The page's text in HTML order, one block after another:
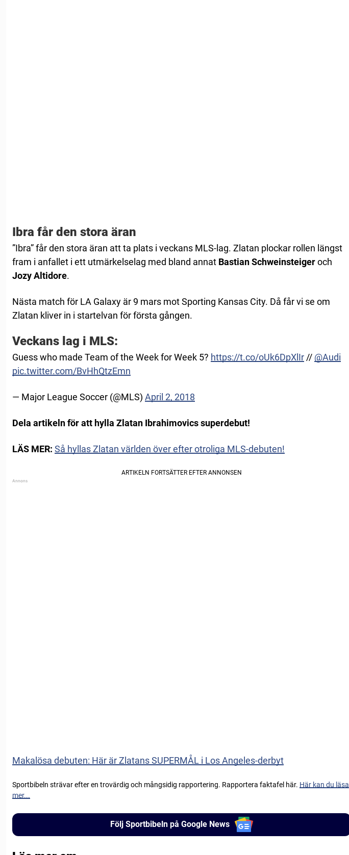
Ibra får den stora äran
”Ibra” får den stora äran att ta plats i veckans MLS-lag. Zlatan plockar rollen längst
fram i anfallet i ett utmärkelselag med bland annat Bastian Schweinsteigeroch
Jozy Altidore.
Nästa match för LA Galaxy är 9 mars mot Sporting Kansas City. Då får vi se om
Zlatan kliver in i startelvan för första gången.
Veckans lag i MLS:
Guess who made Team of the Week for Week 5? https://t.co/oUk6DpXlIr // @Audi
pic.twitter.com/BvHhQtzEmn
— Major League Soccer (@MLS) April 2, 2018
Dela artikeln för att hylla Zlatan Ibrahimovics superdebut!
LÄS MER: Så hyllas Zlatan världen över efter otroliga MLS-debuten!
Makalösa debuten: Här är Zlatans SUPERMÅL i Los Angeles-derbyt
Sportbibeln strävar efter en trovärdig och mångsidig rapportering. Rapportera faktafel här. Här kan du läsa
mer...
Följ Sportbibeln på Google News